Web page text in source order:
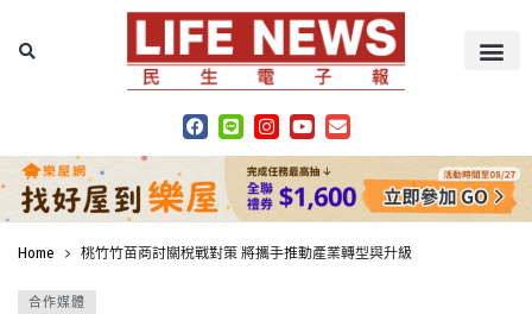
Home 桃竹竹苗商討關稅戰對策 將攜手推動產業轉型與升級
合作媒體